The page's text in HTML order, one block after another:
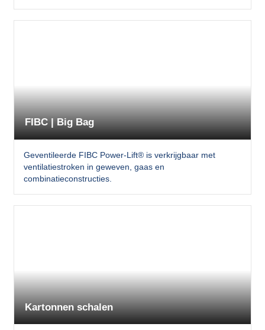
FIBC | Big Bag
Geventileerde FIBC Power-Lift® is verkrijgbaar met
ventilatiestroken in geweven, gaas en
combinatieconstructies.
Kartonnen schalen